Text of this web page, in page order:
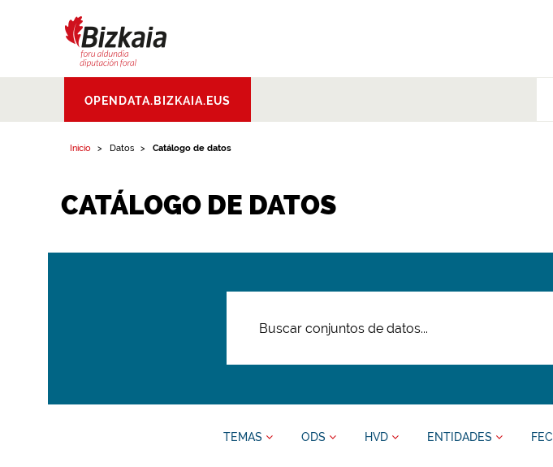
Aldundia.Diputacion
Foral de Bizkaia
OPENDATA.BIZKAIA.EUS
Inicio Datos Catálogo de datos
CATÁLOGO DE DATOS
TEMAS ODS HVD ENTIDADES